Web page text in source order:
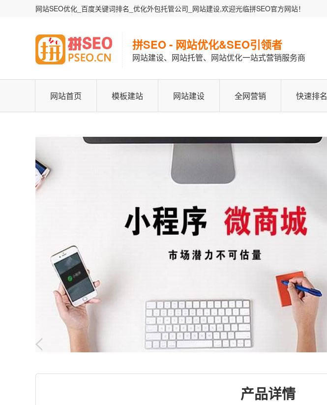
网站SEO优化_百度关键词排名_优化外包托管公司_网站建设,欢迎光临拼SEO官方网站！
拼SEO - 网站优化&SEO引领者
网站建设、网站托管、网站优化一站式营销服务商
网站首页 模板建站 网站建设 全网营销 快速排名
产品详情